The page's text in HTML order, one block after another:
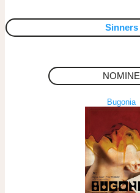
Sinners
NOMINE
Bugonia